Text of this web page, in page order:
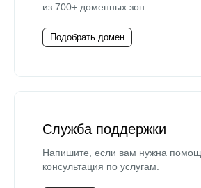
из 700+ доменных зон.
Подобрать домен
Служба поддержки
Напишите, если вам нужна
консультация по услугам.